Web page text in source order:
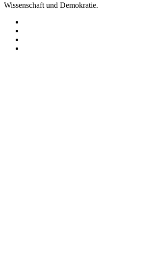
Wissenschaft und Demokratie.